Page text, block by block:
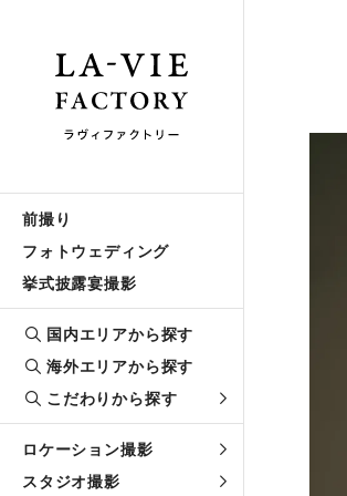
前撮り
フォトウェディング
挙式披露宴撮影
国内エリアから探す
海外エリアから探す
こだわりから探す
ロケーション撮影
スタジオ撮影